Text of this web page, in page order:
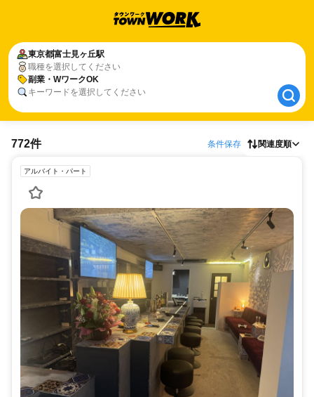
東京都富士見ヶ丘駅
職種を選択してください
副業・WワークOK
キーワードを選択してください
東京都富士見ヶ丘駅
副業・WワークOK
772件 条件保存 関連度順
アルバイト・パート